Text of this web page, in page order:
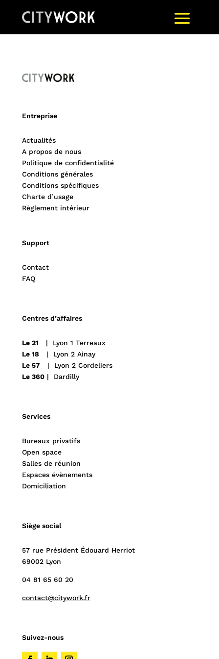
Entreprise
Actualités
A propos de nous
Politique de confidentialité
Conditions générales
Conditions spécifiques
Charte d’usage
Règlement intérieur
Support
Contact
FAQ
Centres d’affaires
Le 21 | Lyon 1 Terreaux
Le 18| Lyon 2 Ainay
Le 57 | Lyon 2 Cordeliers
Le 360| Dardilly
Services
Bureaux privatifs
Open space
Salles de réunion
Espaces évènements
Domiciliation
Siège social
57 rue Président Édouard Herriot
69002 Lyon
04 81 65 60 20
contact@citywork.fr
Suivez-nous